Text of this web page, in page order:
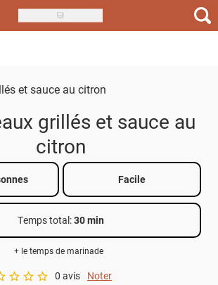
Recettes
grillés et sauce au
citron
Facile
Temps total:30 min
+ le temps de marinade
rating of 0 out of 5.
0 avis Noter